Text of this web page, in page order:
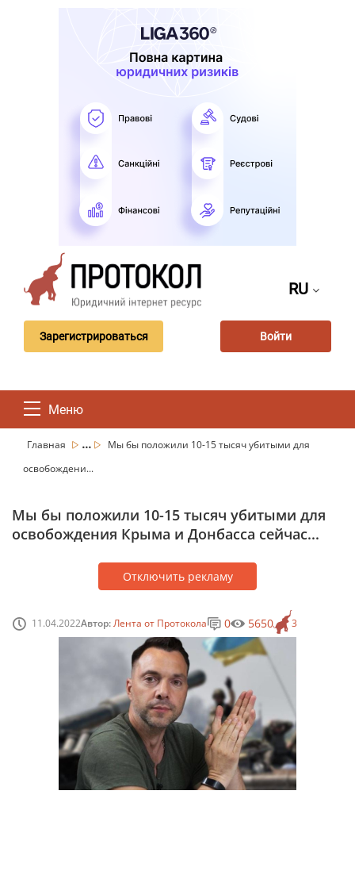
RU
Зарегистрироваться Войти
Меню
Главная ...
Мы бы положили 10-15 тысяч убитыми для
освобождени...
Мы бы положили 10-15 тысяч убитыми для
освобождения Крыма и Донбасса сейчас...
Отключить рекламу
11.04.2022Автор:Лента от Протокола 3
0 5650